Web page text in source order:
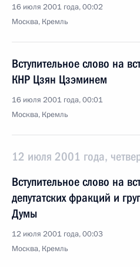
16 июля 2001 года, 00:02
Москва, Кремль
Вступительное слово на
КНР Цзян Цзэминем
16 июля 2001 года, 00:01
Москва, Кремль
12 июля 2001 года,
Вступительное слово на
депутатских фракций и
Думы
12 июля 2001 года, 00:03
Москва, Кремль